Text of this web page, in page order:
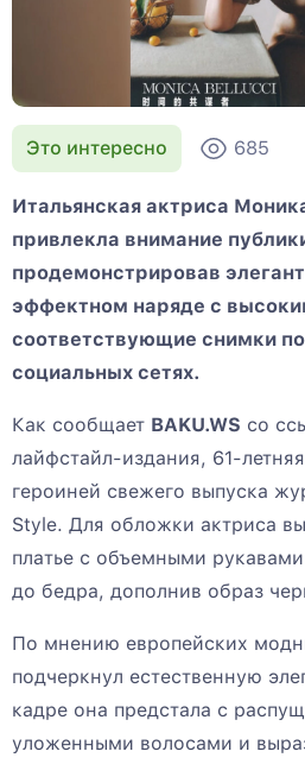
Это интересно 685
Итальянская актриса
привлекла внимание
продемонстрировав
эффектном наряде с
соответствующие снимки
социальных сетях.
Как сообщает BAKU.WS со
лайфстайл-издания, 61-
героиней свежего выпуска
Style. Для обложки актриса
платье с объемными
до бедра, дополнив образ
По мнению европейских
подчеркнул естественную
кадре она предстала с
уложенными волосами и